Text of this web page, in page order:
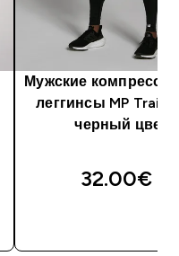
Мужские
леггинсы MP
черный цвет
32.00€‎